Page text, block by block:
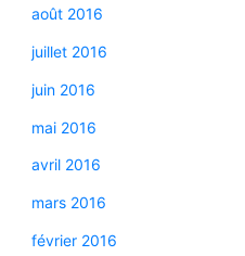
août 2016
juillet 2016
juin 2016
mai 2016
avril 2016
mars 2016
février 2016